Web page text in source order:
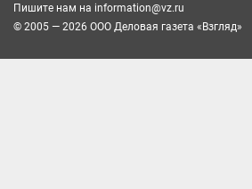
Пишите нам на information@vz.ru
© 2005 — 2026 ООО Деловая газета «Взгляд»